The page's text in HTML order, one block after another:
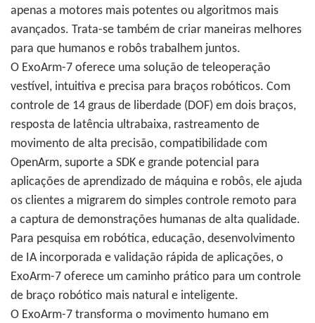
apenas a motores mais potentes ou algoritmos mais
avançados. Trata-se também de criar maneiras melhores
para que humanos e robôs trabalhem juntos.
O ExoArm-7 oferece uma solução de teleoperação
vestível, intuitiva e precisa para braços robóticos. Com
controle de 14 graus de liberdade (DOF) em dois braços,
resposta de latência ultrabaixa, rastreamento de
movimento de alta precisão, compatibilidade com
OpenArm, suporte a SDK e grande potencial para
aplicações de aprendizado de máquina e robôs, ele ajuda
os clientes a migrarem do simples controle remoto para
a captura de demonstrações humanas de alta qualidade.
Para pesquisa em robótica, educação, desenvolvimento
de IA incorporada e validação rápida de aplicações, o
ExoArm-7 oferece um caminho prático para um controle
de braço robótico mais natural e inteligente.
O ExoArm-7 transforma o movimento humano em